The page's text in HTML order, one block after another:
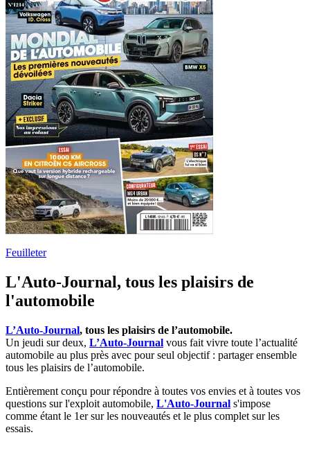
Feuilleter
L'Auto-Journal, tous les plaisirs de
l'automobile
L’Auto-Journal, tous les plaisirs de l’automobile.
Un jeudi sur deux, L’Auto-Journal vous fait vivre toute l’actualité
automobile au plus près avec pour seul objectif : partager ensemble
tous les plaisirs de l’automobile.
Entièrement conçu pour répondre à toutes vos envies et à toutes vos
questions sur l'exploit automobile, L'Auto-Journal s'impose
comme étant le 1er sur les nouveautés et le plus complet sur les
essais.